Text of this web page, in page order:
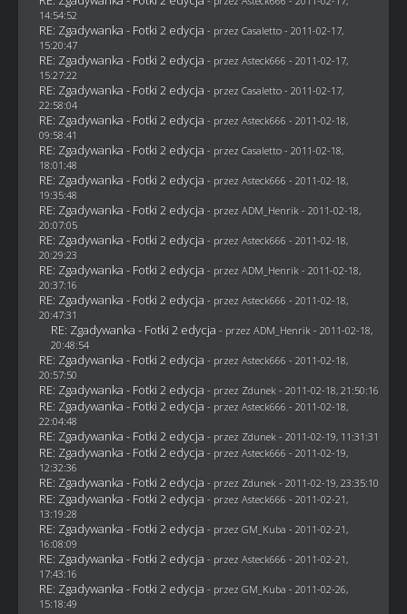
14:54:52
RE: Zgadywanka - Fotki 2 edycja - przez Casaletto- 2011-02-17,
15:20:47
RE: Zgadywanka - Fotki 2 edycja - przez Asteck666 - 2011-02-17,
15:27:22
RE: Zgadywanka - Fotki 2 edycja - przez Casaletto- 2011-02-17,
22:58:04
RE: Zgadywanka - Fotki 2 edycja - przez Asteck666 - 2011-02-18,
09:58:41
RE: Zgadywanka - Fotki 2 edycja - przez Casaletto- 2011-02-18,
18:01:48
RE: Zgadywanka - Fotki 2 edycja - przez Asteck666 - 2011-02-18,
19:35:48
RE: Zgadywanka - Fotki 2 edycja - przez ADM_Henrik - 2011-02-18,
20:07:05
RE: Zgadywanka - Fotki 2 edycja - przez Asteck666 - 2011-02-18,
20:29:23
RE: Zgadywanka - Fotki 2 edycja - przez ADM_Henrik - 2011-02-18,
20:37:16
RE: Zgadywanka - Fotki 2 edycja - przez Asteck666 - 2011-02-18,
20:47:31
RE: Zgadywanka - Fotki 2 edycja - przez ADM_Henrik - 2011-02-18,
20:48:54
RE: Zgadywanka - Fotki 2 edycja - przez Asteck666 - 2011-02-18,
20:57:50
RE: Zgadywanka - Fotki 2 edycja - przez Zdunek - 2011-02-18, 21:50:16
RE: Zgadywanka - Fotki 2 edycja - przez Asteck666 - 2011-02-18,
22:04:48
RE: Zgadywanka - Fotki 2 edycja - przez Zdunek - 2011-02-19, 11:31:31
RE: Zgadywanka - Fotki 2 edycja - przez Asteck666 - 2011-02-19,
12:32:36
RE: Zgadywanka - Fotki 2 edycja - przez Zdunek - 2011-02-19, 23:35:10
RE: Zgadywanka - Fotki 2 edycja - przez Asteck666 - 2011-02-21,
13:19:28
RE: Zgadywanka - Fotki 2 edycja - przez GM_Kuba - 2011-02-21,
16:08:09
RE: Zgadywanka - Fotki 2 edycja - przez Asteck666 - 2011-02-21,
17:43:16
RE: Zgadywanka - Fotki 2 edycja - przez GM_Kuba - 2011-02-26,
15:18:49